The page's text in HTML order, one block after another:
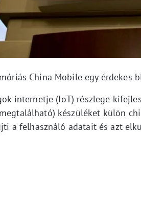
China Mobile egy érdekes
internetje (IoT) részlege
készüléket külön
a felhasználó adatait és azt